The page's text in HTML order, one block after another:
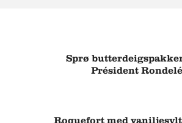
Sprø
Président Rondelé
Roquefort med